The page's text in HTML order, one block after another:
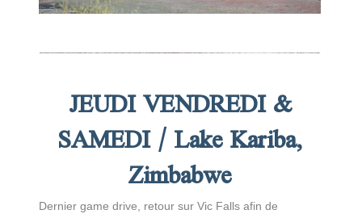
JEUDI VENDREDI &
SAMEDI / Lake Kariba,
Zimbabwe
Dernier game drive, retour sur Vic Falls afin de